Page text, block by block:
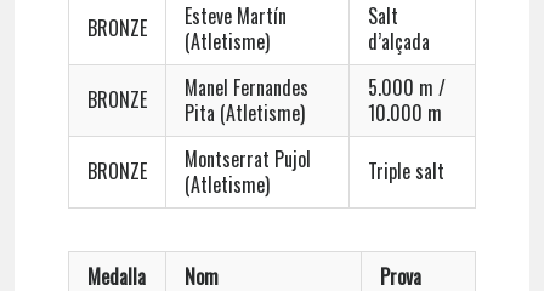
BRONZE
Esteve Martín
(Atletisme)
Salt
d’alçada
BRONZE
Manel Fernandes
Pita (Atletisme)
5.000 m /
10.000 m
BRONZE
Montserrat Pujol
(Atletisme)
Triple salt
Medalla Nom Prova